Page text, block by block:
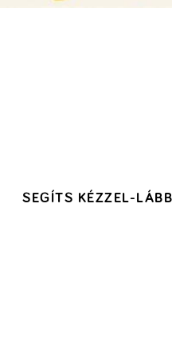
SEGÍTS KÉZZEL-